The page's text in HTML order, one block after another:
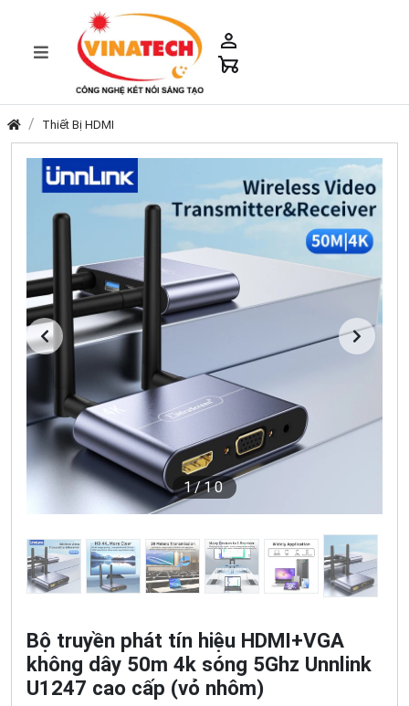
Thiết Bị HDMI
1/10
Bộ truyền phát tín hiệu HDMI+VGA
không dây 50m 4k sóng 5Ghz Unnlink
U1247 cao cấp (vỏ nhôm)